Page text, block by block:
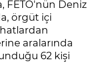
FETÖ'nün Deniz
örgüt içi
aralarında
62 kişi